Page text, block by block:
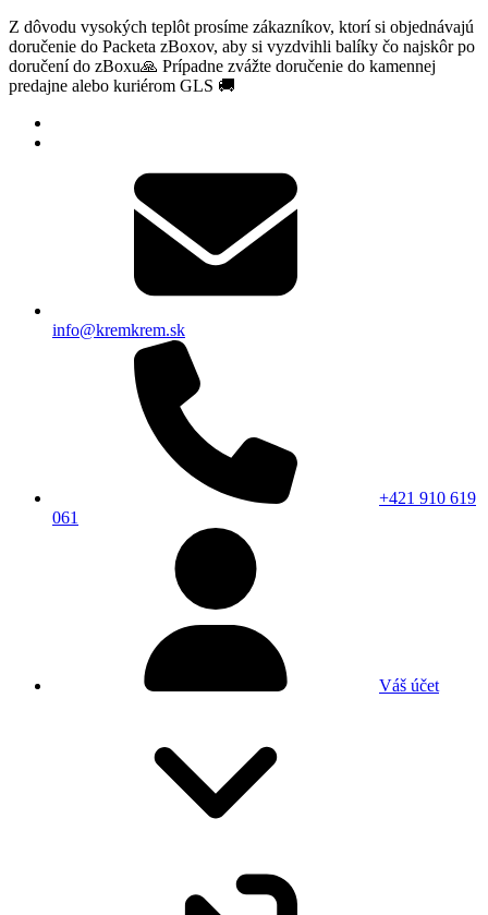
Z dôvodu vysokých teplôt prosíme zákazníkov, ktorí si objednávajú
doručenie do Packeta zBoxov, aby si vyzdvihli balíky čo najskôr po
doručení do zBoxu🙏 Prípadne zvážte doručenie do kamennej
predajne alebo kuriérom GLS 🚚
info@kremkrem.sk
+421 910 619
061
Váš účet